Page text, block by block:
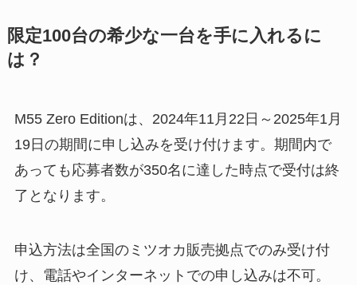
限定100台の希少な一台を手に入れるに
は？
M55 Zero Editionは、2024年11月22日～2025年1月
19日の期間に申し込みを受け付けます。期間内で
あっても応募者数が350名に達した時点で受付は終
了となります。
申込方法は全国のミツオカ販売拠点でのみ受け付
け、電話やインターネットでの申し込みは不可。